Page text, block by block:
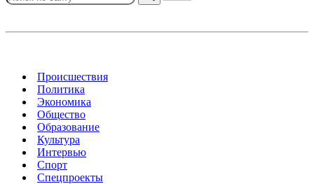
Происшествия
Политика
Экономика
Общество
Образование
Культура
Интервью
Спорт
Спецпроекты